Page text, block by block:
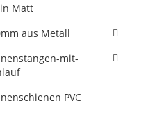
Matt
aus Metall
mit-
PVC